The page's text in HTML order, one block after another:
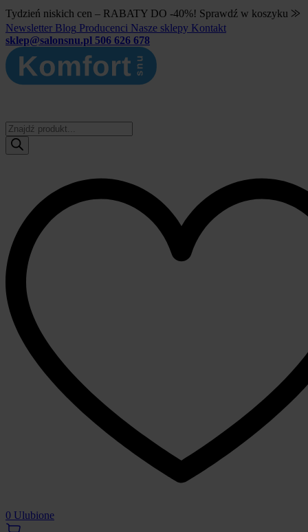
Tydzień niskich cen – RABATY DO -40%! Sprawdź w koszyku ⨠
Newsletter Blog Producenci Nasze sklepy Kontakt
sklep@salonsnu.pl 506 626 678
Wyszukiwarka
produktów
0 Ulubione